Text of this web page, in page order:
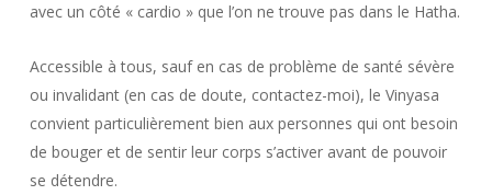
avec un côté « cardio » que l’on ne trouve pas dans le Hatha.
Accessible à tous, sauf en cas de problème de santé sévère
ou invalidant (en cas de doute, contactez-moi), le Vinyasa
convient particulièrement bien aux personnes qui ont besoin
de bouger et de sentir leur corps s’activer avant de pouvoir
se détendre.